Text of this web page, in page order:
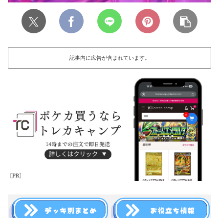
記事内に広告が含まれています。